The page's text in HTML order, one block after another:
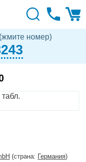
номер)
(страна: Германия)